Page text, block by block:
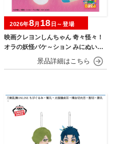
映画クレヨンしんちゃん 奇々怪々！
オラの妖怪バケ～ション みにぬいぐ
2026年8月 18 日～登場